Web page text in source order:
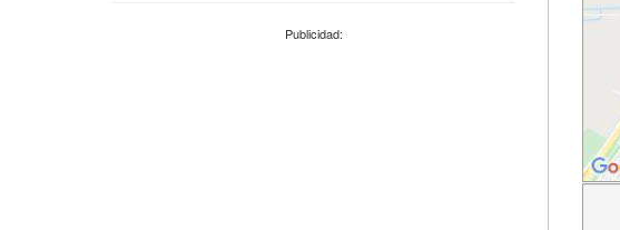
Publicidad: